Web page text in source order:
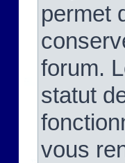
permet
forum.
statut
vous